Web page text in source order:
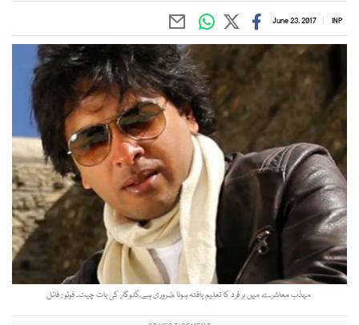
INP
June 23, 2017
مہذب معاشرے میں ہر فرد کا تعلیم یافتہ ہونا ضروری ہے،گلوکار کی بات چیت۔ فوٹو : فائل